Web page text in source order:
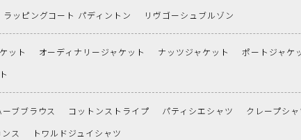
ラッピングコート パディントン リヴゴーシュブルゾン
ット オーディナリージャケット ナッツジャケット
ポートジャケ
ーブブラウス コットンストライプ パティシエシャツ
クレープシャ
ス
トワルドジュイシャツ